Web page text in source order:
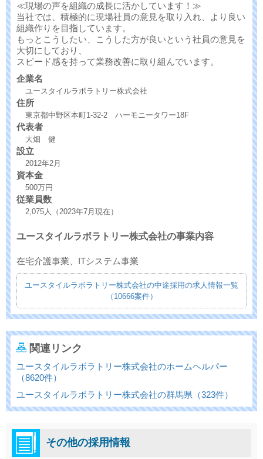
≪現場の声を組織の成長に活かしています！≫
当社では、積極的に現場社員の意見を取り入れ、より良い
組織作りを目指しています。
もっとこうしたい、こうした方が良いという社員の意見を
大切にしており、
スピード感を持って業務改善に取り組んでいます。
企業名
ユースタイルラボラトリー株式会社
住所
東京都中野区本町1-32-2 ハーモニータワー18F
代表者
大畑 健
設立
2012年2月
資本金
500万円
従業員数
2,075人（2023年7月現在）
ユースタイルラボラトリー株式会社の事業内容
在宅介護事業、ITシステム事業
ユースタイルラボラトリー株式会社の中途採用の求人情報一覧
（10666案件）
関連リンク
ユースタイルラボラトリー株式会社のホームヘルパー
（8620件）
ユースタイルラボラトリー株式会社の群馬県（323件）
その他の採用情報